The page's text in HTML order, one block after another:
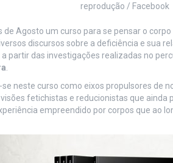
reprodução / Facebook
de Agosto um curso para se pensar o
discursos sobre a deficiência e sua
partir das investigações realizadas no
neste curso como eixos propulsores de
fetichistas e reducionistas que
empreendido por corpos que ao